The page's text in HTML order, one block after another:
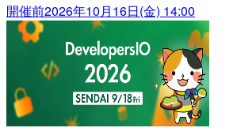
開催前2026年10月16日(金) 14:00